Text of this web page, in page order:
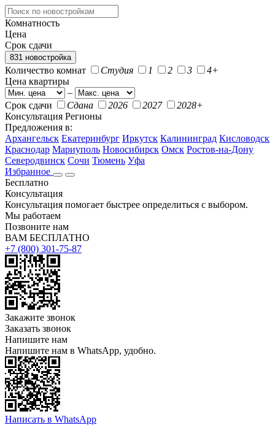
Комнатность
Цена
Срок сдачи
831 новостройка
Количество комнат Студия 1 2 3
4+
Цена квартиры
–
Срок сдачи
Сдана 2026 2027
2028+
Консультация Регионы
Предложения в:
Архангельск Екатеринбург Иркутск Калининград Кисловодск
Краснодар Мариуполь Новосибирск Омск Ростов-на-Дону
Северодвинск Сочи Тюмень Уфа
Избранное
Бесплатно
Консультация
Консультация помогает быстрее определиться с выбором.
Мы работаем
Позвоните нам
ВАМ БЕСПЛАТНО
+7 (800) 301-75-87
Закажите звонок
Заказать звонок
Напишите нам
Напишите нам в WhatsApp, удобно.
Написать в WhatsApp